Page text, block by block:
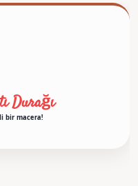
Durağı
bir macera!